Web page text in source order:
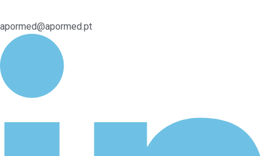
apormed@apormed.pt